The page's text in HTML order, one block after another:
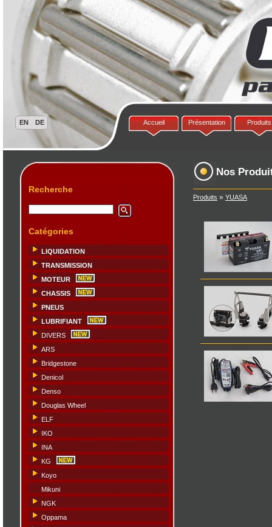
Accueil Présentation Produits
Recherche
Catégories
LIQUIDATION
TRANSMISSION
MOTEUR
CHASSIS
PNEUS
LUBRIFIANT
DIVERS
ARS
Bridgestone
Denicol
Denso
Douglas Wheel
ELF
IKO
INA
KG
Koyo
Mikuni
NGK
Oppama
Nos
Produits » YUASA